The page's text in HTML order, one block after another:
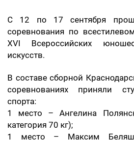
С 12 по 17 сентября
соревнования по
XVI Всероссийских
искусств.
В составе сборной
соревнованиях приняли
спорта:
1 место – Ангелина
категория 70 кг);
1 место – Максим